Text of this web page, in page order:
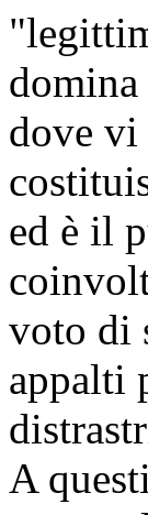
dove vi
ed è il
voto di
appalti
A